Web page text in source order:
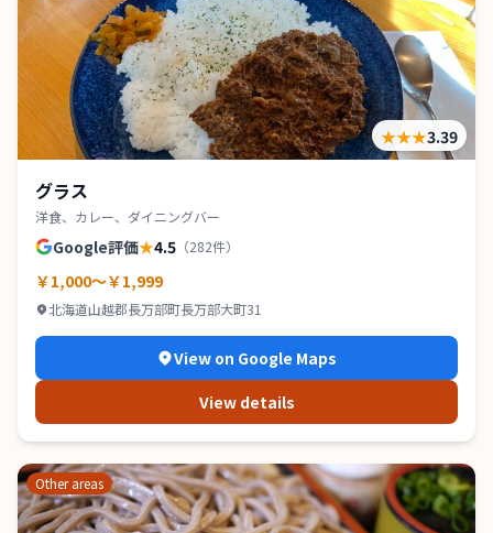
★★★3.39
グラス
洋食、カレー、ダイニングバー
Google評価★4.5 （282件）
￥1,000～￥1,999
北海道山越郡長万部町長万部大町31
View on Google Maps
View details
Other areas